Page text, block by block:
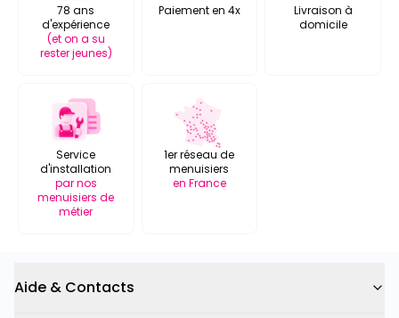
78 ans
d'expérience
(et on a su
rester jeunes)
Paiement en 4x
Livraison à
domicile
Service
d'installation
par nos
menuisiers de
métier
1er réseau de
menuisiers
en France
Aide & Contacts